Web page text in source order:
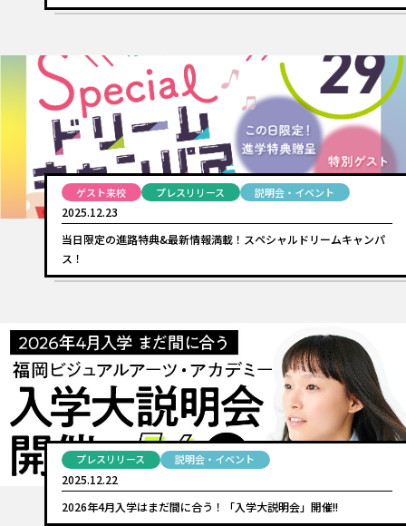
ゲスト来校 プレスリリース 説明会・イベント
2025.12.23
当日限定の進路特典&最新情報満載！スペシャルドリームキャンパ
ス！
プレスリリース 説明会・イベント
2025.12.22
2026年4月入学はまだ間に合う！「入学大説明会」開催!!